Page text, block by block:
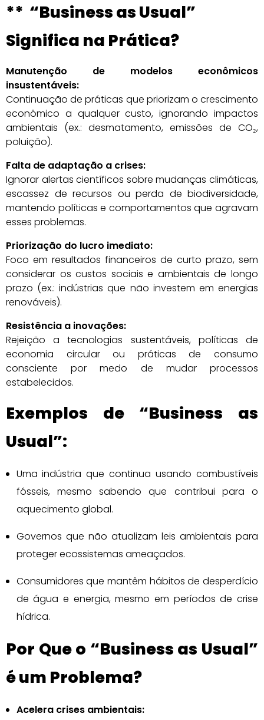
** “Business as Usual”
Significa na Prática?
Manutenção de modelos econômicos
insustentáveis:
Continuação de práticas que priorizam o crescimento
econômico a qualquer custo, ignorando impactos
ambientais (ex.: desmatamento, emissões de CO₂,
poluição).
Falta de adaptação a crises:
Ignorar alertas científicos sobre mudanças climáticas,
escassez de recursos ou perda de biodiversidade,
mantendo políticas e comportamentos que agravam
esses problemas.
Priorização do lucro imediato:
Foco em resultados financeiros de curto prazo, sem
considerar os custos sociais e ambientais de longo
prazo (ex.: indústrias que não investem em energias
renováveis).
Resistência a inovações:
Rejeição a tecnologias sustentáveis, políticas de
economia circular ou práticas de consumo
consciente por medo de mudar processos
estabelecidos.
Exemplos de “Business as
Usual”:
Uma indústria que continua usando combustíveis
fósseis, mesmo sabendo que contribui para o
aquecimento global.
Governos que não atualizam leis ambientais para
proteger ecossistemas ameaçados.
Consumidores que mantêm hábitos de desperdício
de água e energia, mesmo em períodos de crise
hídrica.
Por Que o “Business as Usual”
é um Problema?
Acelera crises ambientais: